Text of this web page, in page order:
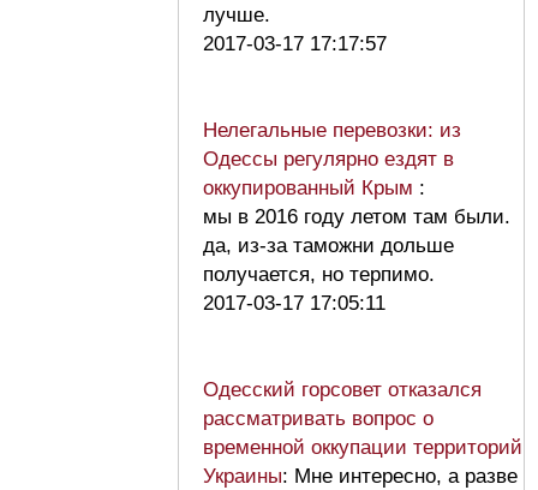
лучше.
2017-03-17 17:17:57
Нелегальные перевозки: из
Одессы регулярно ездят в
оккупированный Крым :
мы в 2016 году летом там были.
да, из-за таможни дольше
получается, но терпимо.
2017-03-17 17:05:11
Одесский горсовет отказался
рассматривать вопрос о
временной оккупации территорий
Украины: Мне интересно, а разве